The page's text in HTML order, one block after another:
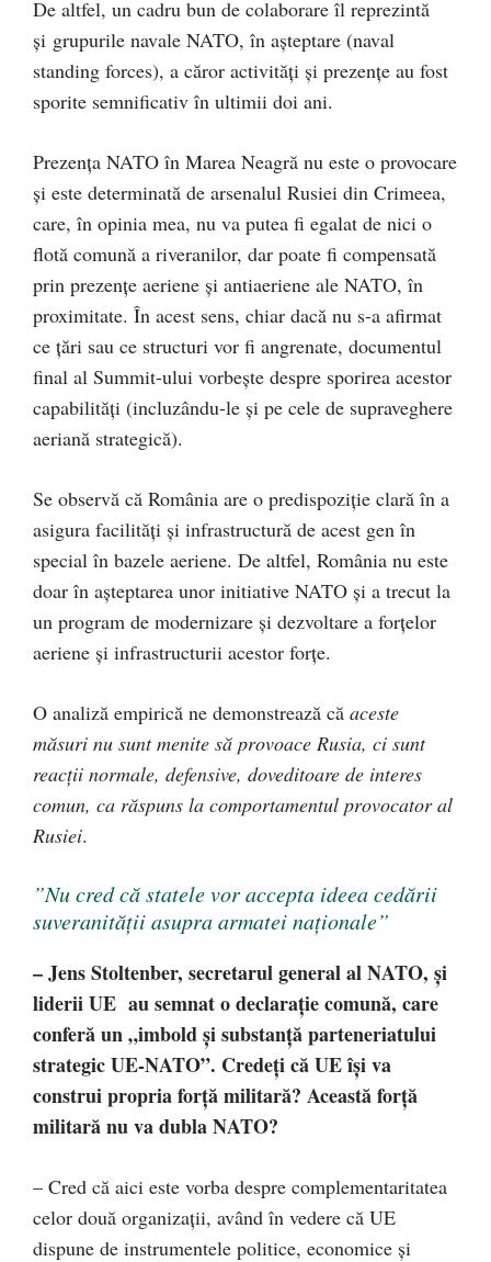
De altfel, un cadru bun de colaborare îl reprezintă
și grupurile navale NATO, în așteptare (naval
standing forces), a căror activități și prezențe au fost
sporite semnificativ în ultimii doi ani.
Prezența NATO în Marea Neagră nu este o provocare
și este determinată de arsenalul Rusiei din Crimeea,
care, în opinia mea, nu va putea fi egalat de nici o
flotă comună a riveranilor, dar poate fi compensată
prin prezențe aeriene și antiaeriene ale NATO, în
proximitate. În acest sens, chiar dacă nu s-a afirmat
ce țări sau ce structuri vor fi angrenate, documentul
final al Summit-ului vorbește despre sporirea acestor
capabilități (incluzându-le și pe cele de supraveghere
aeriană strategică).
Se observă că România are o predispoziție clară în a
asigura facilități și infrastructură de acest gen în
special în bazele aeriene. De altfel, România nu este
doar în așteptarea unor initiative NATO și a trecut la
un program de modernizare și dezvoltare a forțelor
aeriene și infrastructurii acestor forțe.
O analiză empirică ne demonstrează că aceste
măsuri nu sunt menite să provoace Rusia, ci sunt
reacții normale, defensive, doveditoare de interes
comun, ca răspuns la comportamentul provocator al
Rusiei.
”Nu cred că statele vor accepta ideea cedării
suveranității asupra armatei naționale”
– Jens Stoltenber, secretarul general al NATO, și
liderii UE au semnat o declarație comună, care
conferă un „imbold și substanță parteneriatului
strategic UE-NATO”. Credeți că UE își va
construi propria forță militară? Această forță
militară nu va dubla NATO?
– Cred că aici este vorba despre complementaritatea
celor două organizații, având în vedere că UE
dispune de instrumentele politice, economice și